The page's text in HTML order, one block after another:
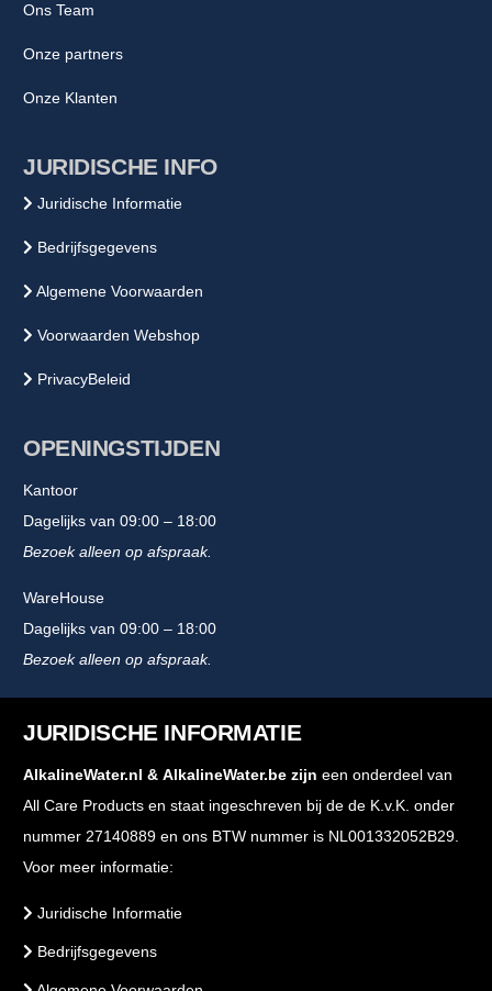
Ons Team
Onze partners
Onze Klanten
JURIDISCHE INFO
Juridische Informatie
Bedrijfsgegevens
Algemene Voorwaarden
Voorwaarden Webshop
PrivacyBeleid
OPENINGSTIJDEN
Kantoor
Dagelijks van 09:00 – 18:00
Bezoek alleen op afspraak.
WareHouse
Dagelijks van 09:00 – 18:00
Bezoek alleen op afspraak.
JURIDISCHE INFORMATIE
AlkalineWater.nl & AlkalineWater.be zijn een onderdeel van
All Care Products en staat ingeschreven bij de de K.v.K. onder
nummer 27140889 en ons BTW nummer is NL001332052B29.
Voor meer informatie:
Juridische Informatie
Bedrijfsgegevens